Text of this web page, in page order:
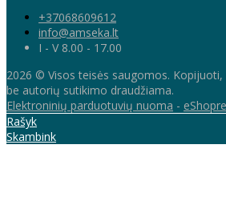
+37068609612
info@amseka.lt
I - V 8.00 - 17.00
2026 © Visos teisės saugomos.
be autorių sutikimo draudžiama.
Elektroninių parduotuvių nuoma -
Rašyk
Skambink